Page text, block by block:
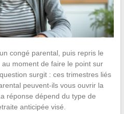
congé parental, puis repris le
moment de faire le point sur
surgit : ces trimestres liés
peuvent-ils vous ouvrir la
réponse dépend du type de
anticipée visé.